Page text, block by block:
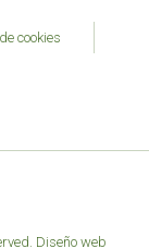
cookies
Diseño web